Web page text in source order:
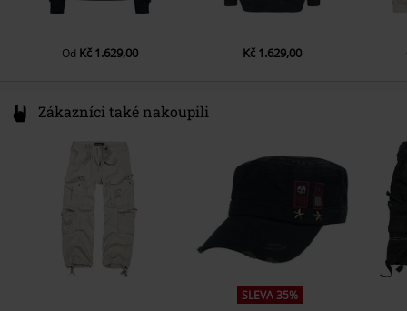
Od Kč 1.629,00 Kč 1.629,00
Zákazníci také nakoupili
SLEVA 35%